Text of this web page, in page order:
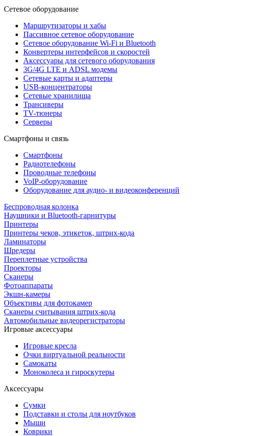
Сетевое оборудование
Маршрутизаторы и хабы
Пассивное сетевое оборудование
Сетевое оборудование Wi-Fi и Bluetooth
Конвертеры интерфейсов и скоростей
Аксессуары для сетевого оборудования
3G/4G LTE и ADSL модемы
Сетевые карты и адаптеры
USB-концентраторы
Сетевые хранилища
Трансиверы
TV-тюнеры
Серверы
Смартфоны и связь
Смартфоны
Радиотелефоны
Проводные телефоны
VoIP-оборудование
Оборудование для аудио- и видеоконференций
Беспроводная колонка
Наушники и Bluetooth-гарнитуры
Принтеры
Принтеры чеков, этикеток, штрих-кода
Ламинаторы
Шредеры
Переплетные устройства
Проекторы
Сканеры
Фотоаппараты
Экшн-камеры
Объективы для фотокамер
Сканеры считывания штрих-кода
Автомобильные видеорегистраторы
Игровые аксессуары
Игровые кресла
Очки виртуальной реальности
Самокаты
Моноколеса и гироскутеры
Аксессуары
Сумки
Подставки и столы для ноутбуков
Мыши
Коврики